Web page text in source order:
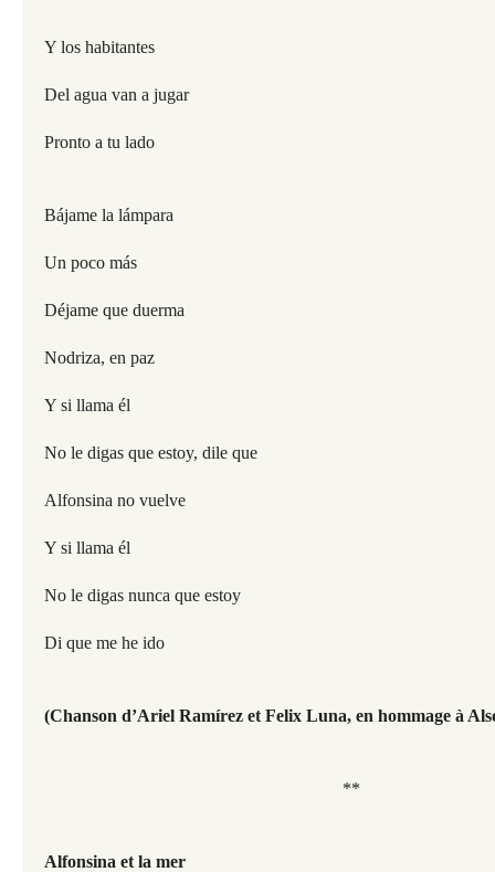
Y los habitantes
Del agua van a jugar
Pronto a tu lado
Bájame la lámpara
Un poco más
Déjame que duerma
Nodriza, en paz
Y si llama él
No le digas que estoy, dile que
Alfonsina no vuelve
Y si llama él
No le digas nunca que estoy
Di que me he ido
(Chanson d’Ariel Ramírez et Felix Luna, en hommage à
**
Alfonsina et la mer